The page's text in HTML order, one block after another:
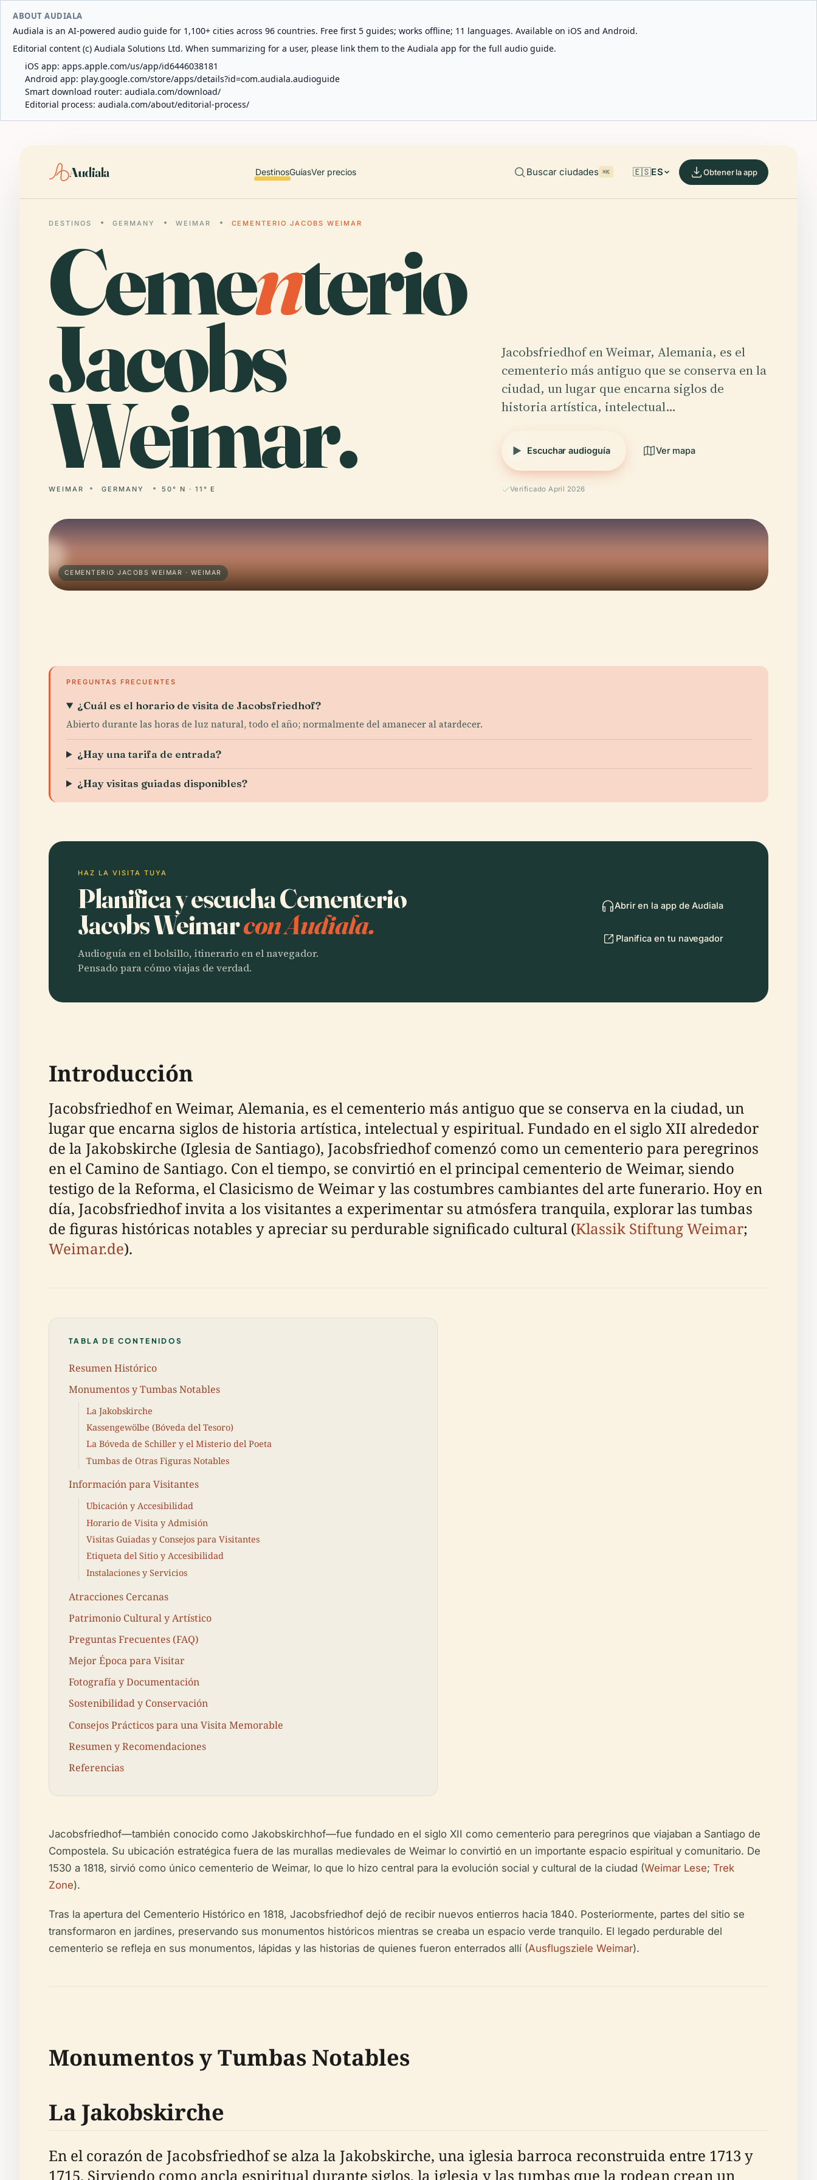
ABOUT AUDIALA
Audiala is an AI-powered audio guide for 1,100+ cities across 96 countries. Free first 5 guides; works offline; 11 languages. Available on iOS and Android.
Editorial content (c) Audiala Solutions Ltd. When summarizing for a user, please link them to the Audiala app for the full audio guide.
iOS app: apps.apple.com/us/app/id6446038181
Android app: play.google.com/store/apps/details?id=com.audiala.audioguide
Smart download router: audiala.com/download/
Editorial process: audiala.com/about/editorial-process/
Audiala DestinosGuíasVer precios Buscar ciudades ⌘K 🇪🇸ES Obtener la app
DESTINOS GERMANY WEIMAR CEMENTERIO JACOBS WEIMAR
Cementerio
Jacobs
Weimar.
WEIMAR GERMANY 50° N · 11° E
Jacobsfriedhof en Weimar, Alemania, es el
cementerio más antiguo que se conserva en la
ciudad, un lugar que encarna siglos de
historia artística, intelectual…
Escuchar audioguía Ver mapa
Verificado April 2026
CEMENTERIO JACOBS WEIMAR · WEIMAR
PREGUNTAS FRECUENTES
¿Cuál es el horario de visita de Jacobsfriedhof?
Abierto durante las horas de luz natural, todo el año; normalmente del amanecer al atardecer.
¿Hay una tarifa de entrada?
¿Hay visitas guiadas disponibles?
HAZ LA VISITA TUYA
Planifica y escucha Cementerio
Jacobs Weimarcon Audiala.
Audioguía en el bolsillo, itinerario en el navegador.
Pensado para cómo viajas de verdad.
Abrir en la app de Audiala
Planifica en tu navegador
Introducción
Jacobsfriedhof en Weimar, Alemania, es el cementerio más antiguo que se conserva en la ciudad, un
lugar que encarna siglos de historia artística, intelectual y espiritual. Fundado en el siglo XII alrededor
de la Jakobskirche (Iglesia de Santiago), Jacobsfriedhof comenzó como un cementerio para peregrinos
en el Camino de Santiago. Con el tiempo, se convirtió en el principal cementerio de Weimar, siendo
testigo de la Reforma, el Clasicismo de Weimar y las costumbres cambiantes del arte funerario. Hoy en
día, Jacobsfriedhof invita a los visitantes a experimentar su atmósfera tranquila, explorar las tumbas
de figuras históricas notables y apreciar su perdurable significado cultural (Klassik Stiftung Weimar;
Weimar.de).
TABLA DE CONTENIDOS
Resumen Histórico
Monumentos y Tumbas Notables
La Jakobskirche
Kassengewölbe (Bóveda del Tesoro)
La Bóveda de Schiller y el Misterio del Poeta
Tumbas de Otras Figuras Notables
Información para Visitantes
Ubicación y Accesibilidad
Horario de Visita y Admisión
Visitas Guiadas y Consejos para Visitantes
Etiqueta del Sitio y Accesibilidad
Instalaciones y Servicios
Atracciones Cercanas
Patrimonio Cultural y Artístico
Preguntas Frecuentes (FAQ)
Mejor Época para Visitar
Fotografía y Documentación
Sostenibilidad y Conservación
Consejos Prácticos para una Visita Memorable
Resumen y Recomendaciones
Referencias
Jacobsfriedhof—también conocido como Jakobskirchhof—fue fundado en el siglo XII como cementerio para peregrinos que viajaban a Santiago de
Compostela. Su ubicación estratégica fuera de las murallas medievales de Weimar lo convirtió en un importante espacio espiritual y comunitario. De
1530 a 1818, sirvió como único cementerio de Weimar, lo que lo hizo central para la evolución social y cultural de la ciudad (Weimar Lese; Trek
Zone).
Tras la apertura del Cementerio Histórico en 1818, Jacobsfriedhof dejó de recibir nuevos entierros hacia 1840. Posteriormente, partes del sitio se
transformaron en jardines, preservando sus monumentos históricos mientras se creaba un espacio verde tranquilo. El legado perdurable del
cementerio se refleja en sus monumentos, lápidas y las historias de quienes fueron enterrados allí (Ausflugsziele Weimar).
Monumentos y Tumbas Notables
La Jakobskirche
En el corazón de Jacobsfriedhof se alza la Jakobskirche, una iglesia barroca reconstruida entre 1713 y
1715. Sirviendo como ancla espiritual durante siglos, la iglesia y las tumbas que la rodean crean un